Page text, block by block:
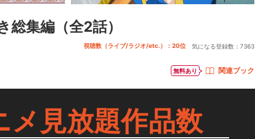
総集編 （全2話）
視聴数（ライブ/ラジオ/etc.）：20位 気になる登録数： 7363
無料あり 関連ブック
メ見放題作品数